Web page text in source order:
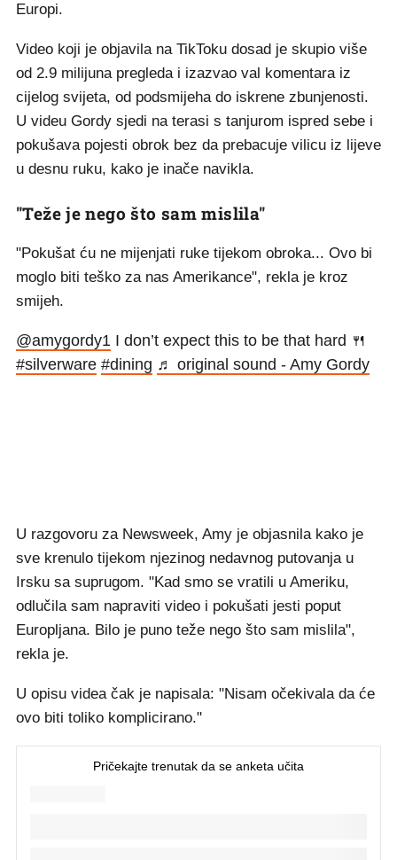
Europi.
Video koji je objavila na TikToku dosad je skupio više
od 2.9 milijuna pregleda i izazvao val komentara iz
cijelog svijeta, od podsmijeha do iskrene zbunjenosti.
U videu Gordy sjedi na terasi s tanjurom ispred sebe i
pokušava pojesti obrok bez da prebacuje vilicu iz lijeve
u desnu ruku, kako je inače navikla.
"Teže je nego što sam mislila"
"Pokušat ću ne mijenjati ruke tijekom obroka... Ovo bi
moglo biti teško za nas Amerikance", rekla je kroz
smijeh.
@amygordy1 I don’t expect this to be that hard 🍴
#silverware #dining ♬ original sound - Amy Gordy
U razgovoru za Newsweek, Amy je objasnila kako je
sve krenulo tijekom njezinog nedavnog putovanja u
Irsku sa suprugom. "Kad smo se vratili u Ameriku,
odlučila sam napraviti video i pokušati jesti poput
Europljana. Bilo je puno teže nego što sam mislila",
rekla je.
U opisu videa čak je napisala: "Nisam očekivala da će
ovo biti toliko komplicirano."